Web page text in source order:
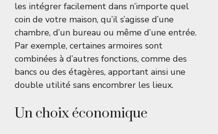
les intégrer facilement dans n’importe quel
coin de votre maison, qu’il s’agisse d’une
chambre, d’un bureau ou même d’une entrée.
Par exemple, certaines armoires sont
combinées à d’autres fonctions, comme des
bancs ou des étagères, apportant ainsi une
double utilité sans encombrer les lieux.
Un choix économique